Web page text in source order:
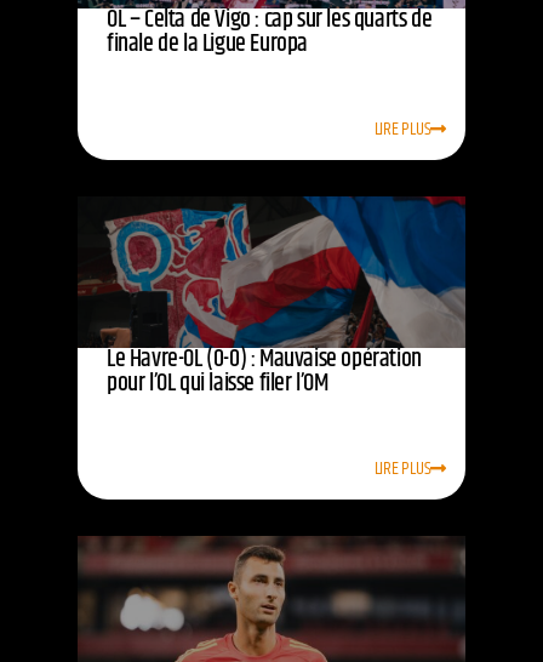
OL – Celta de Vigo : cap sur les quarts de
finale de la Ligue Europa
LIRE PLUS
Le Havre-OL (0-0) : Mauvaise opération
pour l’OL qui laisse filer l’OM
LIRE PLUS